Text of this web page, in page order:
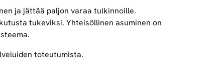
ja jättää paljon varaa tulkinnoille.
tukeviksi. Yhteisöllinen asuminen on
toteutumista.